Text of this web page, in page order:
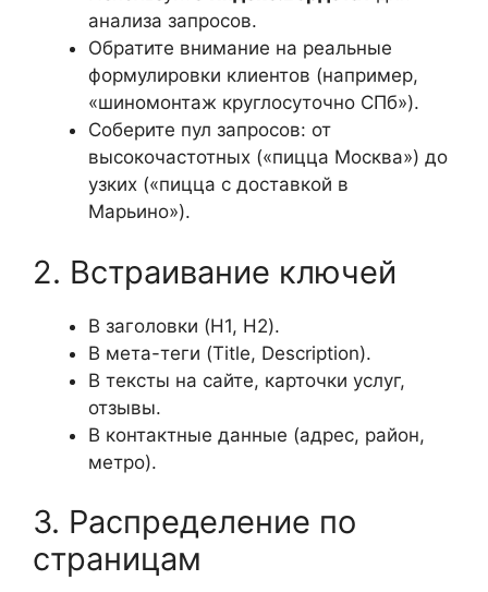
анализа запросов.
Обратите внимание на реальные
формулировки клиентов (например,
«шиномонтаж круглосуточно СПб»).
Соберите пул запросов: от
высокочастотных («пицца Москва») до
узких («пицца с доставкой в
Марьино»).
2. Встраивание ключей
В заголовки (H1, H2).
В мета-теги (Title, Description).
В тексты на сайте, карточки услуг,
отзывы.
В контактные данные (адрес, район,
метро).
3. Распределение по
страницам